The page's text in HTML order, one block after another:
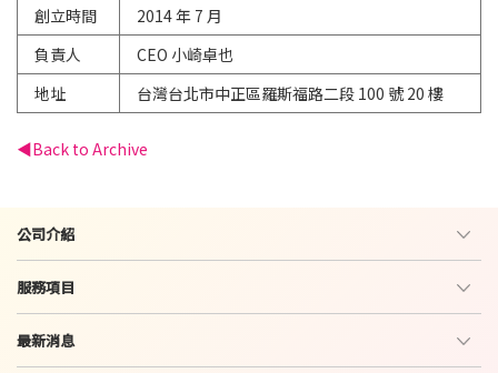
創立時間
2014 年 7 月
負責人
CEO 小崎卓也​​
地址
台灣台北市中正區羅斯福路二段 100 號 20 樓
Back to Archive
公司介紹
服務項目
最新消息